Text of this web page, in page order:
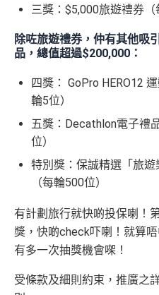
三獎：$5,000旅遊禮券（
除咗旅遊禮券，仲有其他吸
品，總值超過$200,000：
四獎： GoPro HERO12
輪5位）
五獎：Decathlon電子禮
位）
特別獎：保誠精選「旅
（每輪500位）
有計劃旅行就快啲投保喇！
獎，快啲check吓喇！就算
有多一次抽獎機會㗎！
受條款及細則約束，推廣之